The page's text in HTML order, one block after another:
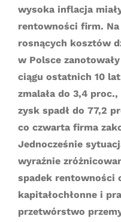
wysoka inflacja
rentowności firm.
rosnących kosztów
w Polsce
ciągu ostatnich 10
zmalała do 3,4
zysk spadł do 77,2
co czwarta firma
Jednocześnie
wyraźnie
spadek rentowności
kapitałochłonne i
przetwórstwo